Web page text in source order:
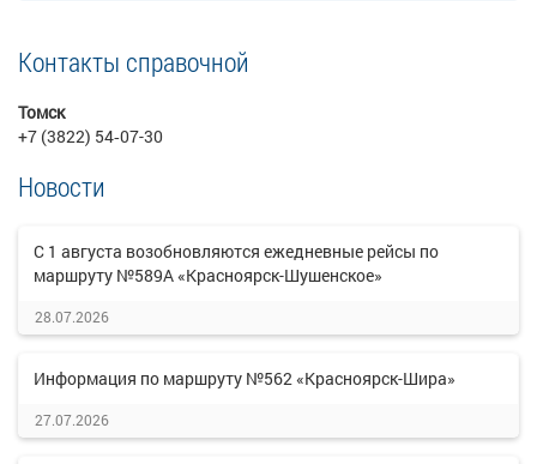
Контакты справочной
Томск
+7 (3822) 54‑07-30
Новости
С 1 августа возобновляются ежедневные рейсы по
маршруту №589А «Красноярск-Шушенское»
28.07.2026
Информация по маршруту №562 «Красноярск-Шира»
27.07.2026